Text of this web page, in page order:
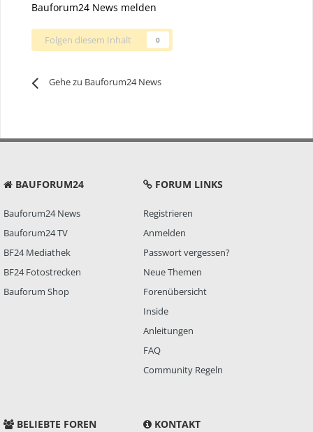
Bauforum24 News melden
Folgen diesem Inhalt 0
Gehe zu Bauforum24 News
BAUFORUM24
Bauforum24 News
Bauforum24 TV
BF24 Mediathek
BF24 Fotostrecken
Bauforum Shop
FORUM LINKS
Registrieren
Anmelden
Passwort vergessen?
Neue Themen
Forenübersicht
Inside
Anleitungen
FAQ
Community Regeln
BELIEBTE FOREN KONTAKT